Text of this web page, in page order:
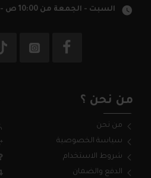
السبت - الجمعة من 10:00 ص - 10:00 م
من نحن ؟
من نحن
سياسة الخصوصية
شروط الاستخدام
الدفع والضمان